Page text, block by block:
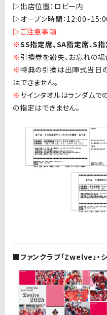
▷出店位置：ロビー内
▷オープン時間：
▷ご注意事項
※SS指定席、SA指定席、S
※ 引換券を紛失、お忘れの
※特典の引換は出陣式当日
はできません。
※ サインタオルはランダムで
の指定はできません。
■ファンクラブ「Zwelve」・